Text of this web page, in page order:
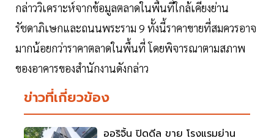
กล่าววิเคราะห์จากข้อมูลตลาดในพื้นที่ใกล้เคียงย่าน
รัชดาภิเษกและถนนพระราม 9 ทั้งนี้ราคาขายที่สมควรอาจ
มากน้อยกว่าราคาตลาดในพื้นที่ โดยพิจารณาตามสภาพ
ของอาคารของสำนักงานดังกล่าว
ข่าวที่เกี่ยวข้อง
ออริจิ้น ปิดดีล ขาย โรงแรมย่าน